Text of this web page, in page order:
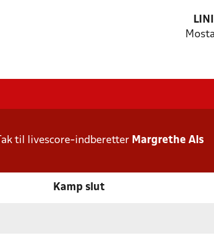
Tak til livescore-indberetter Margrethe Als
Kamp slut